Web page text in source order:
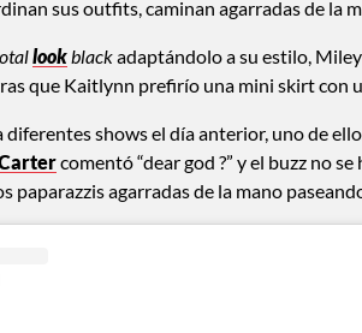
sus outfits, caminan agarradas de la
look blackadaptándolo a su estilo,
que Kaitlynn prefirío una mini skirt con
diferentes shows el día anterior, uno de
comentó “dear god ?” y el buzz no
paparazzis agarradas de la mano